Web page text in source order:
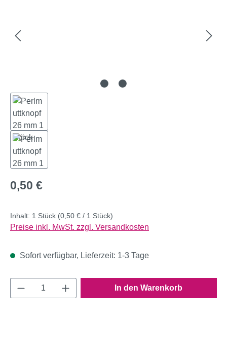
Regulärer Preis:
0,50 €
Inhalt: 1 Stück (0,50 € / 1 Stück)
Preise inkl. MwSt. zzgl. Versandkosten
Sofort verfügbar, Lieferzeit: 1-3 Tage
Produkt Anzahl: Gib den gewünschten
In den Warenkorb